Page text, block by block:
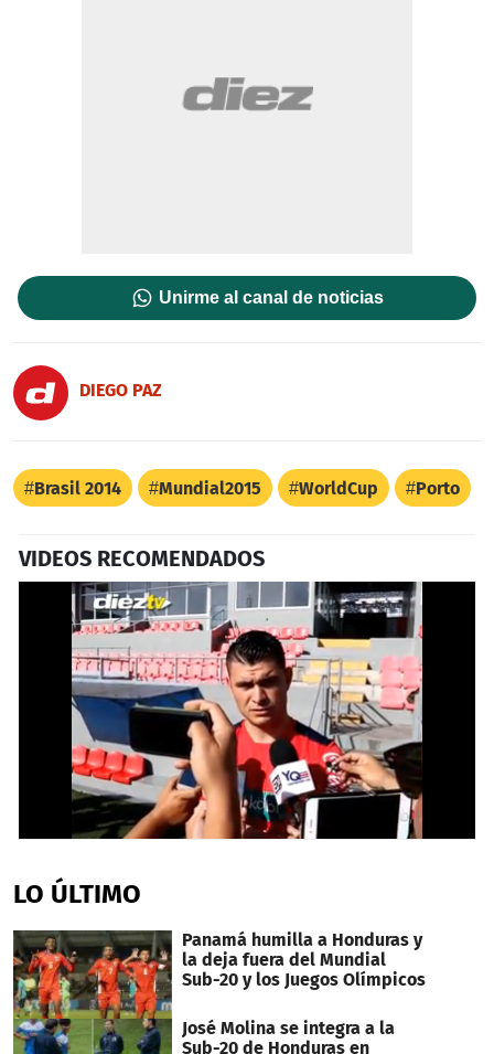
Unirme al canal de noticias
DIEGO PAZ
Brasil 2014 Mundial2015 WorldCup Porto
VIDEOS RECOMENDADOS
of
2
15
seconds
LO ÚLTIMO
Panamá humilla a Honduras y
la deja fuera del Mundial
Sub-20 y los Juegos Olímpicos
José Molina se integra a la
Sub-20 de Honduras en